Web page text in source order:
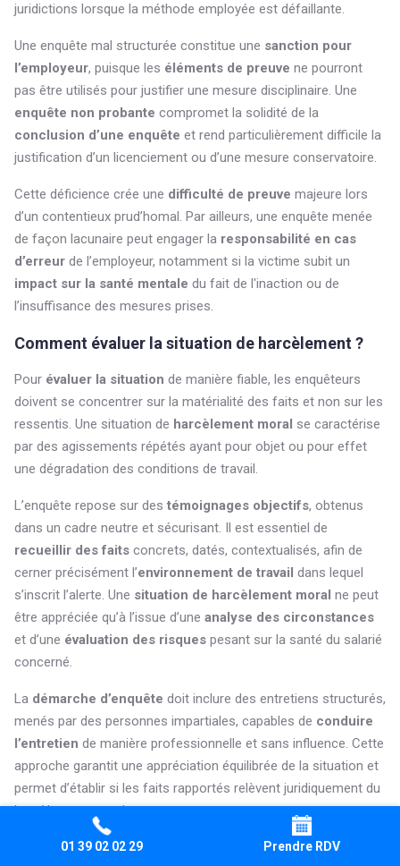
juridictions lorsque la méthode employée est défaillante.
Une enquête mal structurée constitue une sanction pour
l’employeur, puisque les éléments de preuve ne pourront
pas être utilisés pour justifier une mesure disciplinaire. Une
enquête non probante compromet la solidité de la
conclusion d’une enquête et rend particulièrement difficile la
justification d’un licenciement ou d’une mesure conservatoire.
Cette déficience crée une difficulté de preuve majeure lors
d’un contentieux prud’homal. Par ailleurs, une enquête menée
de façon lacunaire peut engager la responsabilité en cas
d’erreur de l’employeur, notamment si la victime subit un
impact sur la santé mentale du fait de l'inaction ou de
l’insuffisance des mesures prises.
Comment évaluer la situation de harcèlement ?
Pour évaluer la situation de manière fiable, les enquêteurs
doivent se concentrer sur la matérialité des faits et non sur les
ressentis. Une situation de harcèlement moral se caractérise
par des agissements répétés ayant pour objet ou pour effet
une dégradation des conditions de travail.
L’enquête repose sur des témoignages objectifs, obtenus
dans un cadre neutre et sécurisant. Il est essentiel de
recueillir des faits concrets, datés, contextualisés, afin de
cerner précisément l’environnement de travail dans lequel
s’inscrit l’alerte. Une situation de harcèlement moral ne peut
être appréciée qu’à l’issue d’une analyse des circonstances
et d’une évaluation des risques pesant sur la santé du salarié
concerné.
La démarche d’enquête doit inclure des entretiens structurés,
menés par des personnes impartiales, capables de conduire
l’entretien de manière professionnelle et sans influence. Cette
approche garantit une appréciation équilibrée de la situation et
permet d’établir si les faits rapportés relèvent juridiquement du
harcèlement moral.
01 39 02 02 29 Prendre RDV